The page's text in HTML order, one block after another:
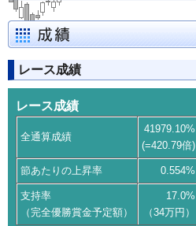
レース成績
レース成績
全通算成績
41979.10%
(=420.79倍)
節あたりの上昇率 0.554%
支持率
（完全優勝賞金予定額）
17.0%
（34万円）